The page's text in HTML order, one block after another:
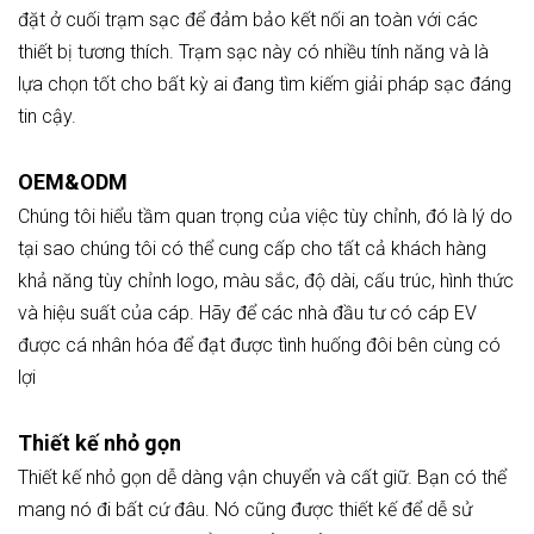
đặt ở cuối trạm sạc để đảm bảo kết nối an toàn với các
thiết bị tương thích. Trạm sạc này có nhiều tính năng và là
lựa chọn tốt cho bất kỳ ai đang tìm kiếm giải pháp sạc đáng
tin cậy.
OEM&ODM
Chúng tôi hiểu tầm quan trọng của việc tùy chỉnh, đó là lý do
tại sao chúng tôi có thể cung cấp cho tất cả khách hàng
khả năng tùy chỉnh logo, màu sắc, độ dài, cấu trúc, hình thức
và hiệu suất của cáp. Hãy để các nhà đầu tư có cáp EV
được cá nhân hóa để đạt được tình huống đôi bên cùng có
lợi
Thiết kế nhỏ gọn
Thiết kế nhỏ gọn dễ dàng vận chuyển và cất giữ. Bạn có thể
mang nó đi bất cứ đâu. Nó cũng được thiết kế để dễ sử